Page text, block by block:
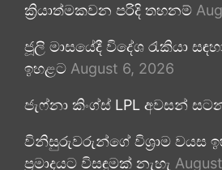
ක්‍රියාත්මකවන පරිදි තහනම්
ජූලි මාසයේදී විදේශ රැකියා
ඉහළට August 6, 2026
ජැෆ්නා කිංග්ස් LPL අවසන්
විනිසුරුවරුන්ගේ විශ්‍රාම වයස
ප්‍රමාදයට විසඳුමක් නැහැ